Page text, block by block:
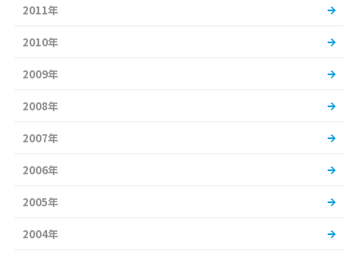
2011年
2010年
2009年
2008年
2007年
2006年
2005年
2004年